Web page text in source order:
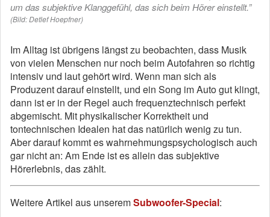
um das subjektive Klanggefühl, das sich beim Hörer einstellt.”
(Bild: Detlef Hoepfner)
Im Alltag ist übrigens längst zu beobachten, dass Musik
von vielen Menschen nur noch beim Autofahren so richtig
intensiv und laut gehört wird. Wenn man sich als
Produzent darauf einstellt, und ein Song im Auto gut klingt,
dann ist er in der Regel auch frequenztechnisch perfekt
abgemischt. Mit physikalischer Korrektheit und
tontechnischen Idealen hat das natürlich wenig zu tun.
Aber darauf kommt es wahrnehmungspsychologisch auch
gar nicht an: Am Ende ist es allein das subjektive
Hörerlebnis, das zählt.
Weitere Artikel aus unseremSubwoofer-Special: